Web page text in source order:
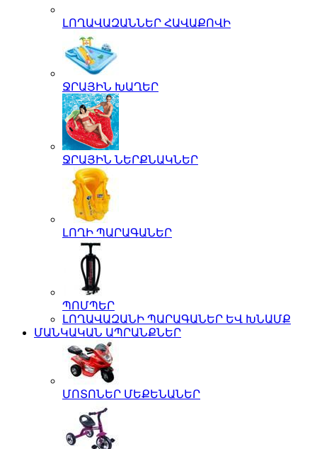
ԼՈՂԱՎԱԶԱՆՆԵՐ ՀԱՎԱՔՈՎԻ
ՋՐԱՅԻՆ ԽԱՂԵՐ
ՋՐԱՅԻՆ ՆԵՐՔՆԱԿՆԵՐ
ԼՈՂԻ ՊԱՐԱԳԱՆԵՐ
ՊՈՄՊԵՐ
ԼՈՂԱՎԱԶԱՆԻ ՊԱՐԱԳԱՆԵՐ ԵՎ ԽՆԱՄՔ
ՄԱՆԿԱԿԱՆ ԱՊՐԱՆՔՆԵՐ
ՄՈՏՈՆԵՐ ՄԵՔԵՆԱՆԵՐ